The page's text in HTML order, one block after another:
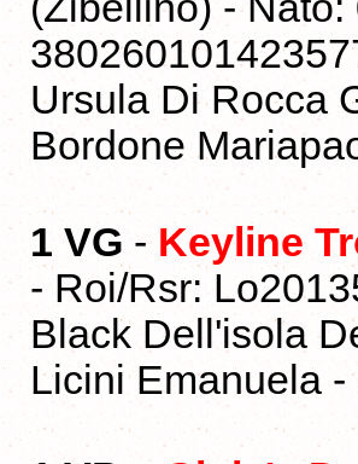
Ursula Di Rocca
Bordone
1 VG - Keyline
- Roi/Rsr:
Black Dell'isola
Licini Emanuela